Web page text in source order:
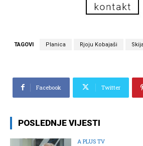
TAGOVI Planica Rjoju Kobajaši
Facebook Twitter
POSLEDNJE VIJESTI
A PLUS TV